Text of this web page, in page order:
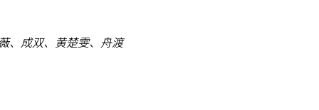
、成双、黄楚雯、舟渡